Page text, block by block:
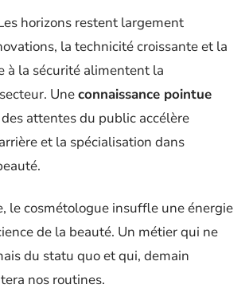
horizons restent largement
la technicité croissante et la
à la sécurité alimentent la
Uneconnaissance pointue
attentes du public accélère
et la spécialisation dans
le cosmétologue insuffle une énergie
de la beauté. Un métier qui ne
du statu quo et qui, demain
nos routines.